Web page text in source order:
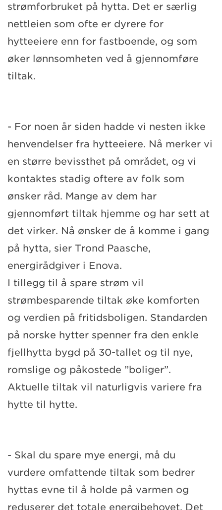
strømforbruket på hytta. Det er særlig
nettleien som ofte er dyrere for
hytteeiere enn for fastboende, og som
øker lønnsomheten ved å gjennomføre
tiltak.
- For noen år siden hadde vi nesten ikke
henvendelser fra hytteeiere. Nå merker vi
en større bevissthet på området, og vi
kontaktes stadig oftere av folk som
ønsker råd. Mange av dem har
gjennomført tiltak hjemme og har sett at
det virker. Nå ønsker de å komme i gang
på hytta, sier Trond Paasche,
energirådgiver i Enova.
I tillegg til å spare strøm vil
strømbesparende tiltak øke komforten
og verdien på fritidsboligen. Standarden
på norske hytter spenner fra den enkle
fjellhytta bygd på 30-tallet og til nye,
romslige og påkostede ”boliger”.
Aktuelle tiltak vil naturligvis variere fra
hytte til hytte.
- Skal du spare mye energi, må du
vurdere omfattende tiltak som bedrer
hyttas evne til å holde på varmen og
reduserer det totale energibehovet. Det